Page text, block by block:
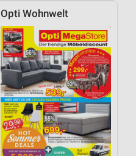
Opti Wohnwelt